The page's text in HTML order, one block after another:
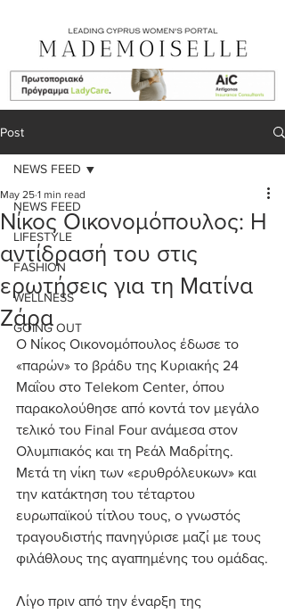
Post
NEWS FEED
LIFESTYLE
FASHION
WELLNESS
GOING OUT
NEWS FEED
Νίκος Οικονομόπουλος: Η
αντίδρασή του στις
ερωτήσεις για τη Ματίνα
Ζάρα
May 25 1 min read
Ο Νίκος Οικονομόπουλος έδωσε το
«παρών» το βράδυ της Κυριακής 24
Μαΐου στο Telekom Center, όπου
παρακολούθησε από κοντά τον μεγάλο
τελικό του Final Four ανάμεσα στον
Ολυμπιακός και τη Ρεάλ Μαδρίτης.
Μετά τη νίκη των «ερυθρόλευκων» και
την κατάκτηση του τέταρτου
ευρωπαϊκού τίτλου τους, ο γνωστός
τραγουδιστής πανηγύρισε μαζί με τους
φιλάθλους της αγαπημένης του ομάδας.
Λίγο πριν από την έναρξη της